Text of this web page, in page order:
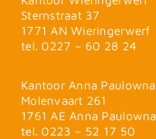
Sternstraat 37
1771 AN Wieringerwerf
tel. 0227 – 60 28 24
Kantoor Anna Paulowna
Molenvaart 261
1761 AE Anna Paulowna
tel. 0223 – 52 17 50